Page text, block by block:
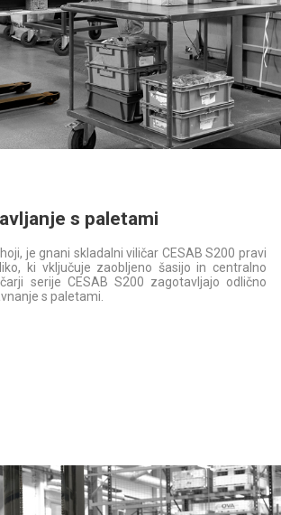
s paletami
je gnani skladalni viličar CESAB S200 pravi
ki vključuje zaobljeno šasijo in centralno
serije CESAB S200 zagotavljajo odlično
s paletami.